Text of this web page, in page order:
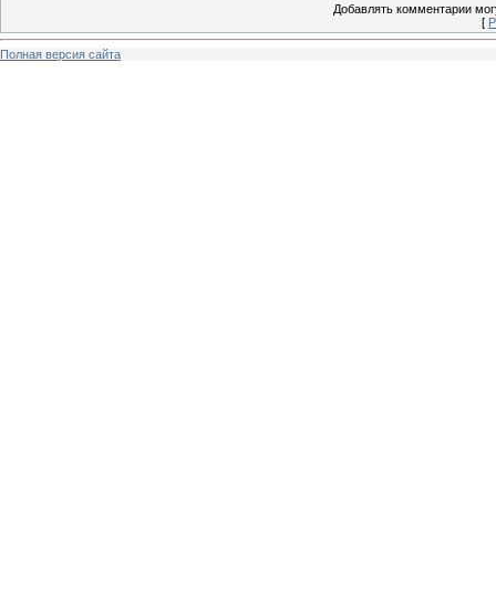
Добавлять комментарии
[
Полная версия сайта